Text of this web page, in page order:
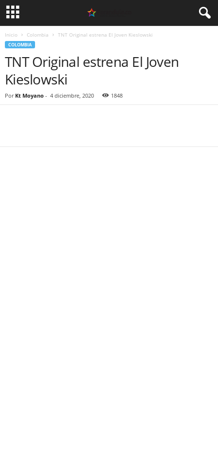
Inicio Colombia TNT Original estrena El Joven Kieslowski
COLOMBIA
TNT Original estrena El Joven
Kieslowski
Por Kt Moyano - 4 diciembre, 2020 1848